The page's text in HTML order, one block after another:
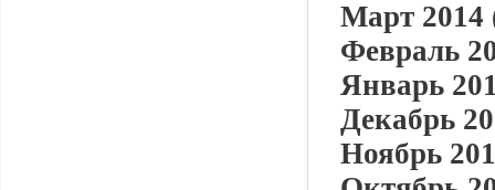
Март 2014
Февраль
Январь
Декабрь
Ноябрь